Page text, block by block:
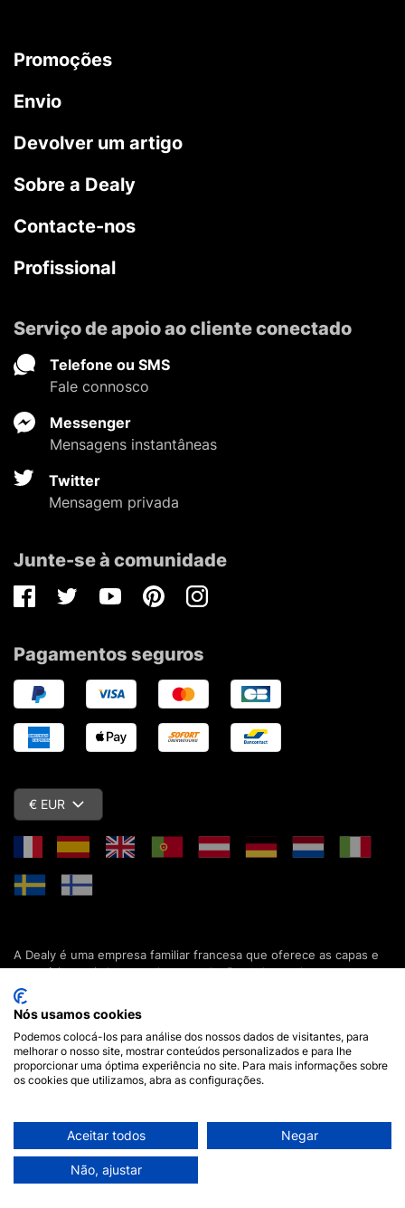
Promoções
Envio
Devolver um artigo
Sobre a Dealy
Contacte-nos
Profissional
Serviço de apoio ao cliente conectado
Telefone ou SMS
Fale connosco
Messenger
Mensagens instantâneas
Twitter
Mensagem privada
Junte-se à comunidade
FacebookTwitterYoutubePinterestInstagram
Pagamentos seguros
€ EUR
A Dealy é uma empresa familiar francesa que oferece as capas e
acessórios mais baratos do mercado. Descubra todas as nossas
colecções de capas, estojos, protecções de ecrã e acessórios
para o seu smartphone, tablet, computador ou relógio conectado.
Desde 2012, apresentamos novidades todos os dias para lhe
oferecer ainda mais opções de escolha. Mais de 600.000 clientes
em França e em todo o mundo já confiam na Dealy. Se tiver
alguma pergunta, a nossa equipa está disponível 7 dias por
© 2026 Dealy - Todos os direitos reservados
• Termos e Condições Gerais de Compra
Nós usamos cookies
Podemos colocá-los para análise dos nossos dados de visitantes, para
melhorar o nosso site, mostrar conteúdos personalizados e para lhe
proporcionar uma óptima experiência no site. Para mais informações sobre
os cookies que utilizamos, abra as configurações.
Aceitar todos Negar
Não, ajustar